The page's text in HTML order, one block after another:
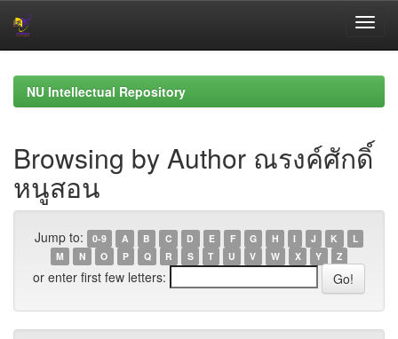
navigationNU Intellectual Repository
Browsing by Author ณรงค์ศักดิ์
หนูสอน
Jump to: 0-9 A B C D E F G H I J K
L
M
N O P Q R S T U V W X Y Z
or enter first few letters: